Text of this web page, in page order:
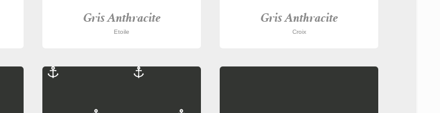
Gris Anthracite
Etoile
Gris Anthracite
Croix